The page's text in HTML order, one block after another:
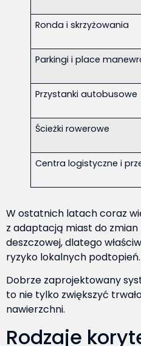
Ronda i skrzyżowania
Parkingi i place
Przystanki autobusowe
Ścieżki rowerowe
Centra logistyczne i
W ostatnich latach coraz
z adaptacją miast do
deszczowej, dlatego
ryzyko lokalnych podtopień.
Dobrze zaprojektowany
to nie tylko zwiększyć
nawierzchni.
Rodzaje